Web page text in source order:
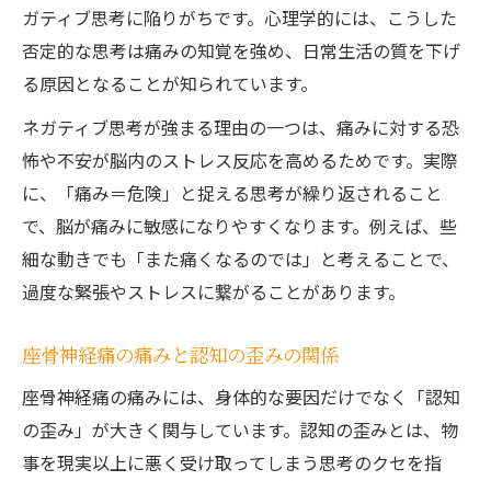
ガティブ思考に陥りがちです。心理学的には、こうした
否定的な思考は痛みの知覚を強め、日常生活の質を下げ
る原因となることが知られています。
ネガティブ思考が強まる理由の一つは、痛みに対する恐
怖や不安が脳内のストレス反応を高めるためです。実際
に、「痛み＝危険」と捉える思考が繰り返されること
で、脳が痛みに敏感になりやすくなります。例えば、些
細な動きでも「また痛くなるのでは」と考えることで、
過度な緊張やストレスに繋がることがあります。
座骨神経痛の痛みと認知の歪みの関係
座骨神経痛の痛みには、身体的な要因だけでなく「認知
の歪み」が大きく関与しています。認知の歪みとは、物
事を現実以上に悪く受け取ってしまう思考のクセを指